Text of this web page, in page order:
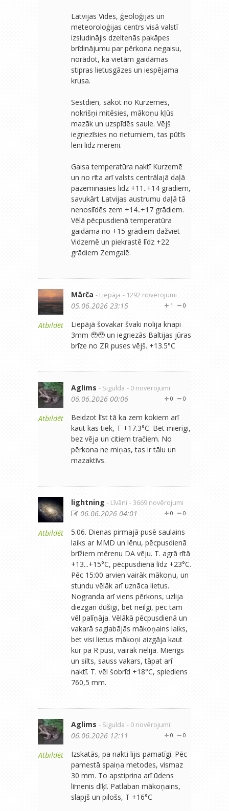
Latvijas Vides, ģeoloģijas un
meteoroloģijas centrs visā valstī
izsludinājis dzeltenās pakāpes
brīdinājumu par pērkona negaisu,
norādot, ka vietām gaidāmas
stipras lietusgāzes un iespējama
krusa.
Sestdien, sākot no Kurzemes,
nokrišņi mitēsies, mākoņu kļūs
mazāk un uzspīdēs saule. Vējš
iegriezīsies no rietumiem, tas pūtīs
lēni līdz mēreni.
Gaisa temperatūra naktī Kurzemē
un no rīta arī valsts centrālajā daļā
pazemināsies līdz +11..+14 grādiem,
savukārt Latvijas austrumu daļā tā
nenoslīdēs zem +14..+17 grādiem.
Vēlā pēcpusdienā temperatūra
gaidāma no +15 grādiem dažviet
Vidzemē un piekrastē līdz +22
grādiem Zemgalē.
Atbildēt
Mārča - Liepāja - 1292 novērojumi
0
1
05.06.2026 23:15
Liepājā šovakar švaki nolija knapi
3mm 🥹🥹 un iegriezās Baltijas jūras
brīze no ZR puses vējš. +13.5°C
Atbildēt
Aglims - Sigulda - 0 novērojumi
0
0
06.06.2026 00:06
Beidzot līst tā ka zem kokiem arī
kaut kas tiek, T +17.3°C. Bet mierīgi,
bez vēja un citiem tračiem. No
pērkona ne miņas, tas ir tālu un
mazaktīvs.
Atbildēt
lightning - Līvāni - 3669 novērojumi
0
0
06.06.2026 04:01
5.06. Dienas pirmajā pusē saulains
laiks ar MMD un lēnu, pēcpusdienā
brīžiem mērenu DA vēju. T. agrā rītā
+13...+15°C, pēcpusdienā līdz +23°C.
Pēc 15:00 arvien vairāk mākoņu, un
stundu vēlāk arī uznāca lietus.
Nogranda arī viens pērkons, uzlija
diezgan dūšīgi, bet neilgi, pēc tam
vēl palīņāja. Vēlākā pēcpusdienā un
vakarā saglabājās mākoņains laiks,
bet visi lietus mākoņi aizgāja kaut
kur pa R pusi, vairāk nelija. Mierīgs
un silts, sauss vakars, tāpat arī
naktī. T. vēl šobrīd +18°C, spiediens
760,5 mm.
Atbildēt
Aglims - Sigulda - 0 novērojumi
0
0
06.06.2026 12:11
Izskatās, pa nakti lijis pamatīgi. Pēc
pamestā spaiņa metodes, vismaz
30 mm. To apstiprina arī ūdens
līmenis dīķī. Patlaban mākoņains,
slapjš un pilošs, T +16°C